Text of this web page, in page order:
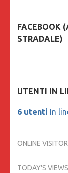
FACEBOOK
STRADALE)
UTENTI IN
6 utenti In
ONLINE
TODAY'S